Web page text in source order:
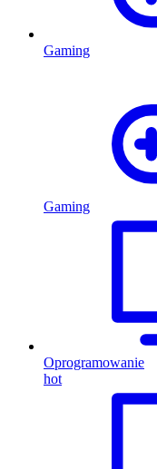
Gaming
Gaming
Oprogramowanie
hot